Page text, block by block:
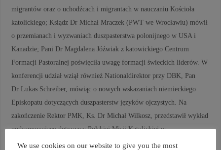
migrantów oraz o uchodźcach i migrantach w nauczaniu Kościoła
katolickiego; Ksiądz Dr Michał Mraczek (PWT we Wrocławiu) mówił
o przemianach i wyzwaniach duszpasterstwa polonijnego w USA i
Kanadzie; Pani Dr Magdalena Jóźwiak z katowickiego Centrum
Formacji Pastoralnej poświęciła uwagę formacji świeckich liderów. W
konferencji udział wziął również Nationaldirektor przy DBK, Pan
Dr Lukas Schreiber, mówiąc o nowych wskazaniach niemieckiego
Episkopatu dotyczących duszpasterstw języków ojczystych. Na
zakończenie Rektor PMK, Ks. Dr Michał Wilkosz, przedstawił wykład
podsumowujący dotyczący Polskiej Misji Katolickiej w
uwarunkowaniach obecnych przemian społeczno-kulturowych.
We use cookies on our website to give you the most